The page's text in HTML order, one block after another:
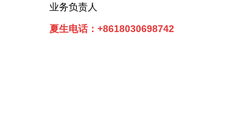
业务负责人
夏生电话：+8618030698742